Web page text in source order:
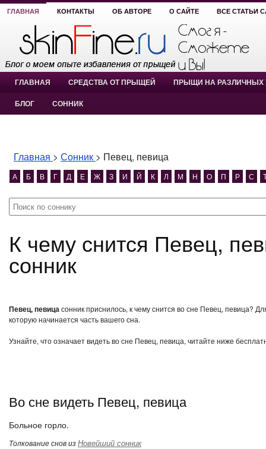
ГЛАВНАЯ КОНТАКТЫ ОБ АВТОРЕ О САЙТЕ ВСЕ СТАТЬИ
ГЛАВНАЯ СРЕДСТВА ОТ ПРЫЩЕЙ ПРЫЩИ НА РАЗЛИЧНЫХ
БЛОГ СОННИК
Главная > Сонник > Певец, певица
А Б В Г Д Е Ж З И Й К Л М Н О П Р С
К чему снится Певец, певица? Певец, певица
сонник
Певец, певицасонник приснилось, к чему снится во сне Певец, певица?
которую начинается часть вашего сна.
Узнайте, что означает видеть во сне Певец, певица, читайте ниже
Во сне видеть Певец, певица
Больное горло.
Толкование снов изНовейший сонник